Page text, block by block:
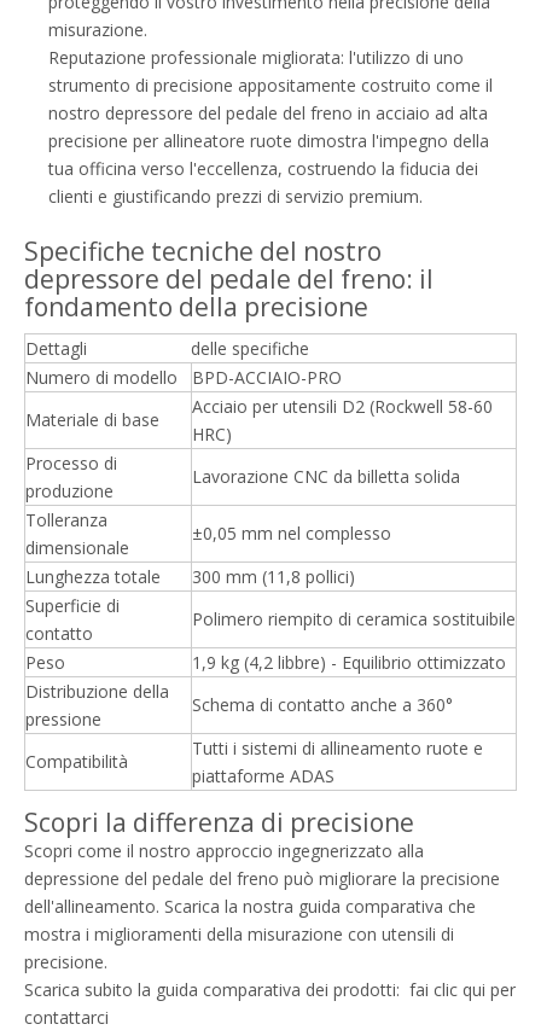
misurazione.
Reputazione professionale migliorata: l'utilizzo di uno
strumento di precisione appositamente costruito come il
nostro depressore del pedale del freno in acciaio ad alta
precisione per allineatore ruote dimostra l'impegno della
tua officina verso l'eccellenza, costruendo la fiducia dei
clienti e giustificando prezzi di servizio premium.
Specifiche tecniche del nostro
depressore del pedale del freno: il
fondamento della precisione
Dettagli
delle specifiche
Numero di modello
BPD-ACCIAIO-PRO
Materiale di base
Acciaio per utensili D2 (Rockwell 58-60
HRC)
Processo di
produzione
Lavorazione CNC da billetta solida
Tolleranza
dimensionale
±0,05 mm nel complesso
Lunghezza totale
300 mm (11,8 pollici)
Superficie di
contatto
Polimero riempito di ceramica sostituibile
Peso
1,9 kg (4,2 libbre) - Equilibrio ottimizzato
Distribuzione della
pressione
Schema di contatto anche a 360°
Compatibilità
Tutti i sistemi di allineamento ruote e
piattaforme ADAS
Scopri la differenza di precisione
Scopri come il nostro approccio ingegnerizzato alla
depressione del pedale del freno può migliorare la precisione
dell'allineamento. Scarica la nostra guida comparativa che
mostra i miglioramenti della misurazione con utensili di
precisione.
Scarica subito la guida comparativa dei prodotti: fai clic qui per
contattarci